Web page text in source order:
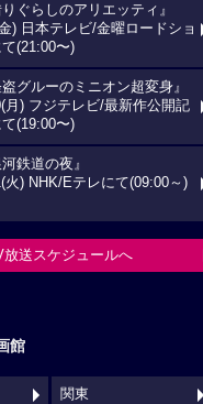
りぐらしのアリエッティ』
) 日本テレビ/金曜ロードショ
(21:00〜)
盗グルーのミニオン超変身』
月) フジテレビ/最新作公開記
(19:00〜)
河鉄道の夜』
火) NHK/Eテレにて(09:00～)
放送スケジュールへ
館
関東